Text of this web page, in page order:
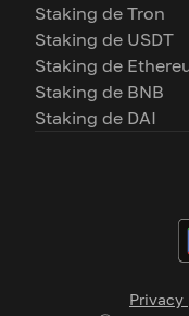
Privacy
Staking de Tron
Staking de USDT
Staking de
Staking de BNB
Staking de DAI